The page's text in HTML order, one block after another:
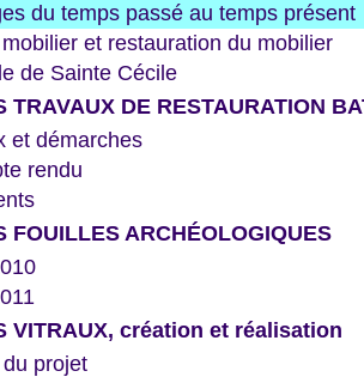
du temps passé au temps présent
et restauration du mobilier
de Sainte Cécile
TRAVAUX DE RESTAURATION
et démarches
rendu
FOUILLES ARCHÉOLOGIQUES
VITRAUX, création et réalisation
projet